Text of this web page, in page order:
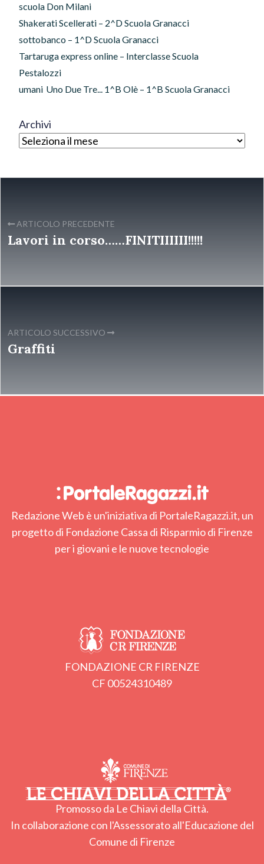
scuola Don Milani
Shakerati Scellerati – 2^D Scuola Granacci
sottobanco – 1^D Scuola Granacci
Tartaruga express online – Interclasse Scuola
Pestalozzi
umani Uno Due Tre... 1^B Olè – 1^B Scuola Granacci
Archivi
ARTICOLO PRECEDENTE
Lavori in corso……FINITIIIIII!!!!!
ARTICOLO SUCCESSIVO
Graffiti
Redazione Web è un'iniziativa di PortaleRagazzi.it, un
progetto di Fondazione Cassa di Risparmio di Firenze
per i giovani e le nuove tecnologie
FONDAZIONE CR FIRENZE
CF 00524310489
Promosso da Le Chiavi della Città.
In collaborazione con l'Assessorato all'Educazione del
Comune di Firenze